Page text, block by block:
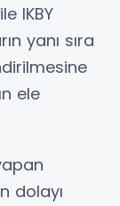
IKBY
yanı sıra
ele
dolayı